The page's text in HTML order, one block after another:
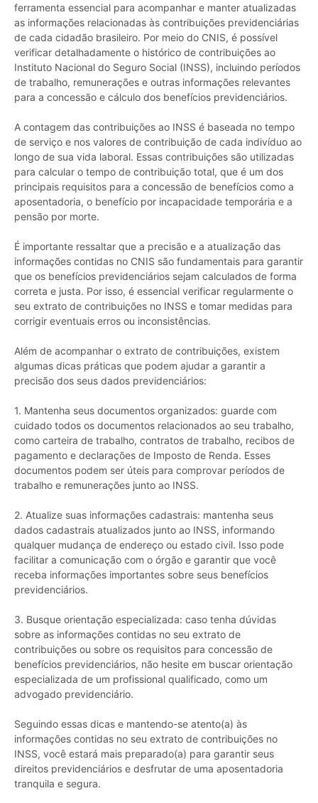
ferramenta essencial para acompanhar e manter atualizadas
as informações relacionadas às contribuições previdenciárias
de cada cidadão brasileiro. Por meio do CNIS, é possível
verificar detalhadamente o histórico de contribuições ao
Instituto Nacional do Seguro Social (INSS), incluindo períodos
de trabalho, remunerações e outras informações relevantes
para a concessão e cálculo dos benefícios previdenciários.
A contagem das contribuições ao INSS é baseada no tempo
de serviço e nos valores de contribuição de cada indivíduo ao
longo de sua vida laboral. Essas contribuições são utilizadas
para calcular o tempo de contribuição total, que é um dos
principais requisitos para a concessão de benefícios como a
aposentadoria, o benefício por incapacidade temporária e a
pensão por morte.
É importante ressaltar que a precisão e a atualização das
informações contidas no CNIS são fundamentais para garantir
que os benefícios previdenciários sejam calculados de forma
correta e justa. Por isso, é essencial verificar regularmente o
seu extrato de contribuições no INSS e tomar medidas para
corrigir eventuais erros ou inconsistências.
Além de acompanhar o extrato de contribuições, existem
algumas dicas práticas que podem ajudar a garantir a
precisão dos seus dados previdenciários:
1. Mantenha seus documentos organizados: guarde com
cuidado todos os documentos relacionados ao seu trabalho,
como carteira de trabalho, contratos de trabalho, recibos de
pagamento e declarações de Imposto de Renda. Esses
documentos podem ser úteis para comprovar períodos de
trabalho e remunerações junto ao INSS.
2. Atualize suas informações cadastrais: mantenha seus
dados cadastrais atualizados junto ao INSS, informando
qualquer mudança de endereço ou estado civil. Isso pode
facilitar a comunicação com o órgão e garantir que você
receba informações importantes sobre seus benefícios
previdenciários.
3. Busque orientação especializada: caso tenha dúvidas
sobre as informações contidas no seu extrato de
contribuições ou sobre os requisitos para concessão de
benefícios previdenciários, não hesite em buscar orientação
especializada de um profissional qualificado, como um
advogado previdenciário.
Seguindo essas dicas e mantendo-se atento(a) às
informações contidas no seu extrato de contribuições no
INSS, você estará mais preparado(a) para garantir seus
direitos previdenciários e desfrutar de uma aposentadoria
tranquila e segura.